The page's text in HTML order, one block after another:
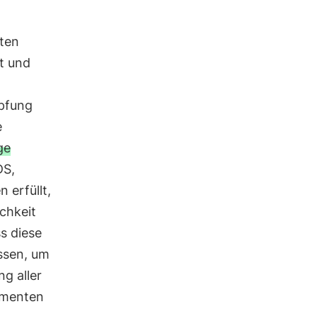
und
erfüllt,
diese
um
aller